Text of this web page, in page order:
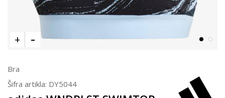
Bra
Šifra artikla: DY5044